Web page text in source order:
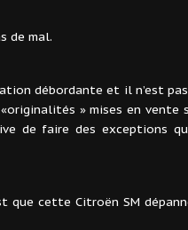
de mal.
débordante et il n’est
» mises en vente
de faire des exceptions
que cette Citroën SM